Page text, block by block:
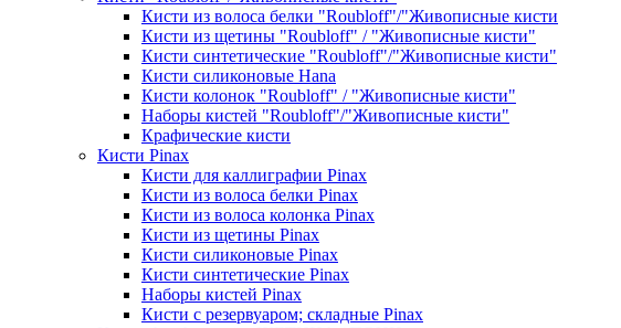
Кисти из волоса белки "Roubloff"/"Живописные кисти
Кисти из щетины "Roubloff" / "Живописные кисти"
Кисти синтетические "Roubloff"/"Живописные кисти"
Кисти силиконовые Hana
Кисти колонок "Roubloff" / "Живописные кисти"
Наборы кистей "Roubloff"/"Живописные кисти"
Крафические кисти
Кисти Pinax
Кисти для каллиграфии Pinax
Кисти из волоса белки Pinax
Кисти из волоса колонка Pinax
Кисти из щетины Pinax
Кисти силиконовые Pinax
Кисти синтетические Pinax
Наборы кистей Pinax
Кисти с резервуаром; складные Pinax